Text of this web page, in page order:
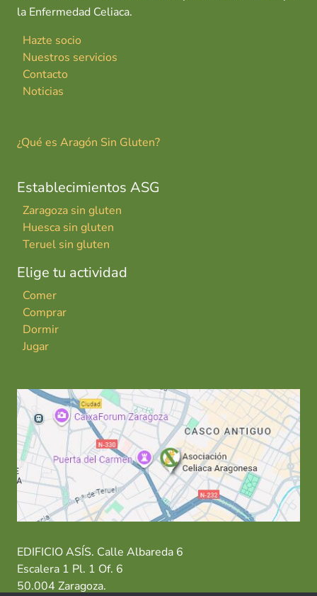
la Enfermedad Celiaca.
Hazte socio
Nuestros servicios
Contacto
Noticias
¿Qué es Aragón Sin Gluten?
Establecimientos ASG
Zaragoza sin gluten
Huesca sin gluten
Teruel sin gluten
Elige tu actividad
Comer
Comprar
Dormir
Jugar
EDIFICIO ASÍS. Calle Albareda 6
Escalera 1 Pl. 1 Of. 6
50.004 Zaragoza.